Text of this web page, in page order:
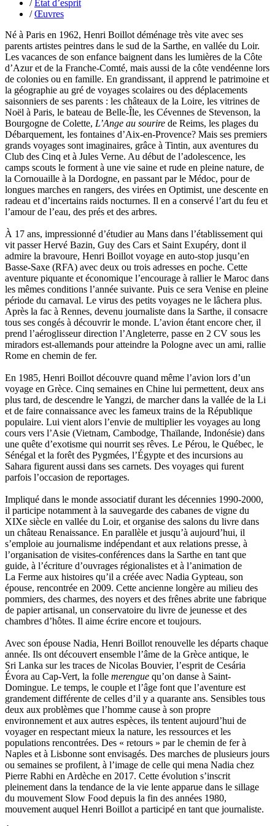
François Valérie
Fuligni Bruno
Garcia Antoine
Garde François
Gaullier Tanneguy
Gauthier Yves
Gemme Pierre
Gendre Florence
Georis Stéphane
Gilbert Frédéric
Giry Julien
Goisque Thomas
Grange Florent
Gras Cédric
Griette Olivier
Guéguéniat Jean-Yves
Guerrier Gérard
Guillemot Agnès
Guillotel Pierre-Antoine
Haegy Jean-Marie
Hafez Kim
Halluin Bruno d’
Hardivilliers Albéric d’
Harvey James
Heimburger Mario
Hervouët Tifenn
Houdaille Christophe
Hussain Fawaz
Hussenet Emmanuel
Imhof Valentine
Jacq Marie-Claire
Janichon Gérard
Kerouedan Annie
Klein Julie
Klotz Lætitia
Klvana Ilya
Kotry Jérôme
La Brosse Gaële de
Labouche Didier
Lacarrière Jacques
Lacrampe Corine
Laheurte Marielle
Lamotte Aymeric de
Lanni Dominique
Lanouguère-Bruneau Virginie
Lantz François
Lautier-Gaud Jean
Le Maître Anne
Leblanc Léopoldine
Leblay Julien
Lebrun Alain
Lefèvre David
Lelièvre Olivier
Lemonnier Philippe
Lobo Éric
Lodoidamba Chadraabalyn
Loireau Alexis
Loquet Denis
Lutz Philippe
Luzzatto-Béjanin Béatrice
Manoukian Patrick
Marcel Patrick
Marthaler Claude
Mathé Brian
Mathieu Sandra
Miollis Bertrand de
Mittelette Eddie
Monchaud Morgan
Mouginet Xavier
/État d’esprit
/Œuvres
Né à Paris en 1962, Henri Boillot déménage très vite avec ses
parents artistes peintres dans le sud de la Sarthe, en vallée du Loir.
Les vacances de son enfance baignent dans les lumières de la Côte
d’Azur et de la Franche-Comté, mais aussi de la côte vendéenne lors
de colonies ou en famille. En grandissant, il apprend le patrimoine et
la géographie au gré de voyages scolaires ou des déplacements
saisonniers de ses parents : les châteaux de la Loire, les vitrines de
Noël à Paris, le bateau de Belle-Île, les Cévennes de Stevenson, la
Bourgogne de Colette, L’Ange au sourire de Reims, les plages du
Débarquement, les fontaines d’Aix-en-Provence? Mais ses premiers
grands voyages sont imaginaires, grâce à Tintin, aux aventures du
Club des Cinq et à Jules Verne. Au début de l’adolescence, les
camps scouts le forment à une vie saine et rude en pleine nature, de
la Cornouaille à la Dordogne, en passant par le Médoc, pour de
longues marches en rangers, des virées en Optimist, une descente en
radeau et d’incertains raids nocturnes. Il en a conservé l’art du feu et
l’amour de l’eau, des prés et des arbres.
À 17 ans, impressionné d’étudier au Mans dans l’établissement qui
vit passer Hervé Bazin, Guy des Cars et Saint Exupéry, dont il
admire la bravoure, Henri Boillot voyage en auto-stop jusqu’en
Basse-Saxe (RFA) avec deux ou trois adresses en poche. Cette
aventure piquante et économique l’encourage à rallier le Maroc dans
les mêmes conditions l’année suivante. Puis ce sera Venise en pleine
période du carnaval. Le virus des petits voyages ne le lâchera plus.
Après la fac à Rennes, devenu journaliste dans la Sarthe, il consacre
tous ses congés à découvrir le monde. L’avion étant encore cher, il
prend l’aéroglisseur direction l’Angleterre, passe en 2 CV sous les
miradors est-allemands pour atteindre la Pologne avec un ami, rallie
Rome en chemin de fer.
En 1985, Henri Boillot découvre quand même l’avion lors d’un
voyage en Grèce. Cinq semaines en Chine lui permettent, deux ans
plus tard, de descendre le Yangzi, de marcher dans la vallée de la Li
et de faire connaissance avec les fameux trains de la République
populaire. Lui vient alors l’envie de multiplier les voyages au long
cours vers l’Asie (Vietnam, Cambodge, Thaïlande, Indonésie) dans
une quête d’exotisme qui nourrit ses rêves. Le Pérou, le Québec, le
Sénégal et la forêt des Pygmées, l’Égypte et des incursions au
Sahara figurent aussi dans ses carnets. Des voyages qui furent
parfois l’occasion de reportages.
Impliqué dans le monde associatif durant les décennies 1990-2000,
il participe notamment à la sauvegarde des cabanes de vigne du
XIXe siècle en vallée du Loir, et organise des salons du livre dans
un château Renaissance. En parallèle et jusqu’à aujourd’hui, il
s’emploie au journalisme indépendant et aux relations presse, à
l’organisation de visites-conférences dans la Sarthe en tant que
guide, à l’écriture d’ouvrages régionalistes et à l’animation de
La Ferme aux histoires qu’il a créée avec Nadia Gypteau, son
épouse, rencontrée en 2009. Cette ancienne longère au milieu des
pommiers, des charmes, des noyers et des frênes abrite une fabrique
de papier artisanal, un conservatoire du livre de jeunesse et des
chambres d’hôtes. Il aime écrire encore et toujours.
Avec son épouse Nadia, Henri Boillot renouvelle les départs chaque
année. Ils ont découvert ensemble l’âme de la Grèce antique, le
Sri Lanka sur les traces de Nicolas Bouvier, l’esprit de Cesária
Évora au Cap-Vert, la folle merengue qu’on danse à Saint-
Domingue. Le temps, le couple et l’âge font que l’aventure est
grandement différente de celles d’il y a quarante ans. Sensibles tous
deux aux problèmes que l’homme cause à son propre
environnement et aux autres espèces, ils tentent aujourd’hui de
voyager en respectant mieux la nature, les ressources et les
populations rencontrées. Des « retours » par le chemin de fer à
Naples et à Lisbonne sont envisagés. Des marches de plusieurs jours
ou semaines se profilent, à l’image de celle qui mena Nadia chez
Pierre Rabhi en Ardèche en 2017. Cette évolution s’inscrit
pleinement dans la tendance de la vie lente apparue dans le sillage
du mouvement Slow Food depuis la fin des années 1980,
mouvement auquel Henri Boillot a participé en tant que journaliste.